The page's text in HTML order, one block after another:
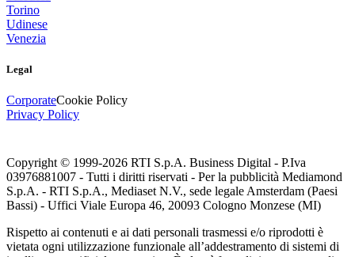
Torino
Udinese
Venezia
Legal
CorporateCookie Policy
Privacy Policy
Copyright © 1999-2026 RTI S.p.A. Business Digital - P.Iva
03976881007 - Tutti i diritti riservati - Per la pubblicità Mediamond
S.p.A. - RTI S.p.A., Mediaset N.V., sede legale Amsterdam (Paesi
Bassi) - Uffici Viale Europa 46, 20093 Cologno Monzese (MI)
Rispetto ai contenuti e ai dati personali trasmessi e/o riprodotti è
vietata ogni utilizzazione funzionale all’addestramento di sistemi di